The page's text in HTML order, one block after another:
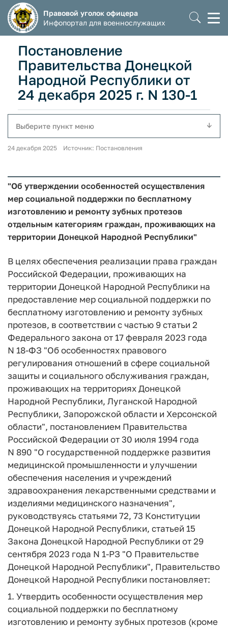
Правовой уголок офицера
Инфопортал для военнослужащих
Постановление
Правительства Донецкой
Народной Республики от
24 декабря 2025 г. N 130-1
Выберите пункт меню
24 декабря 2025 Источник: Постановления
"Об утверждении особенностей осуществления
мер социальной поддержки по бесплатному
изготовлению и ремонту зубных протезов
отдельным категориям граждан, проживающих на
территории Донецкой Народной Республики"
В целях обеспечения реализации права граждан
Российской Федерации, проживающих на
территории Донецкой Народной Республики на
предоставление мер социальной поддержки по
бесплатному изготовлению и ремонту зубных
протезов, в соответствии с частью 9 статьи 2
Федерального закона от 17 февраля 2023 года
N 18-ФЗ "Об особенностях правового
регулирования отношений в сфере социальной
защиты и социального обслуживания граждан,
проживающих на территориях Донецкой
Народной Республики, Луганской Народной
Республики, Запорожской области и Херсонской
области", постановлением Правительства
Российской Федерации от 30 июля 1994 года
N 890 "О государственной поддержке развития
медицинской промышленности и улучшении
обеспечения населения и учреждений
здравоохранения лекарственными средствами и
изделиями медицинского назначения",
руководствуясь статьями 72, 73 Конституции
Донецкой Народной Республики, статьей 15
Закона Донецкой Народной Республики от 29
сентября 2023 года N 1-РЗ "О Правительстве
Донецкой Народной Республики", Правительство
Донецкой Народной Республики постановляет:
1. Утвердить особенности осуществления мер
социальной поддержки по бесплатному
изготовлению и ремонту зубных протезов (кроме